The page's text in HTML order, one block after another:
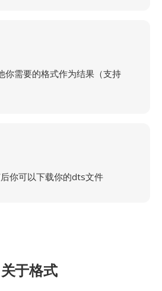
你需要的格式作为结果（支持
你可以下载你的dts文件
关于格式